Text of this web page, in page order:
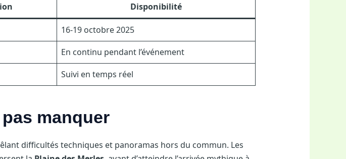
Disponibilité
16-19 octobre 2025
En continu pendant l’événement
Suivi en temps réel
manquer
difficultés techniques et panoramas hors du commun. Les